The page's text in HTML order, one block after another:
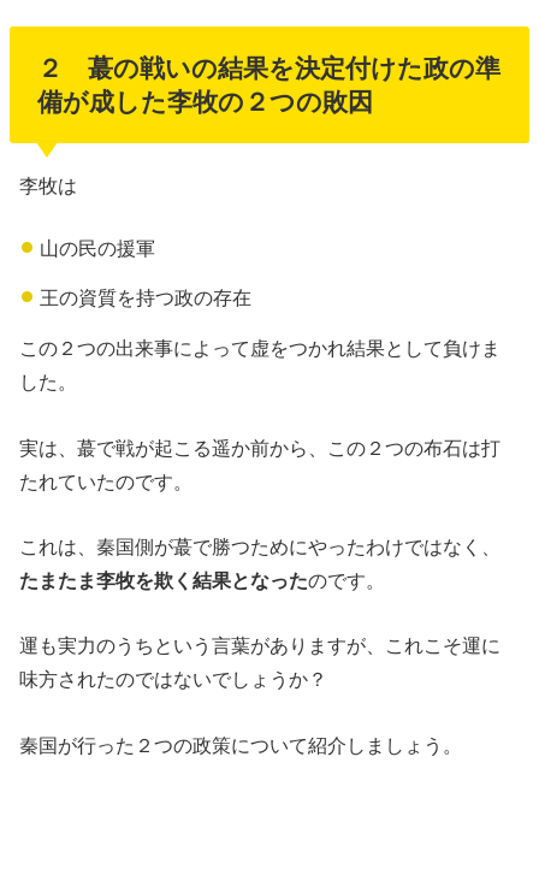
２ 蕞の戦いの結果を決定付けた政の準
備が成した李牧の２つの敗因
李牧は
山の民の援軍
王の資質を持つ政の存在
この２つの出来事によって虚をつかれ結果として負けま
した。
実は、蕞で戦が起こる遥か前から、この２つの布石は打
たれていたのです。
これは、秦国側が蕞で勝つためにやったわけではなく、
たまたま李牧を欺く結果となったのです。
運も実力のうちという言葉がありますが、これこそ運に
味方されたのではないでしょうか？
秦国が行った２つの政策について紹介しましょう。